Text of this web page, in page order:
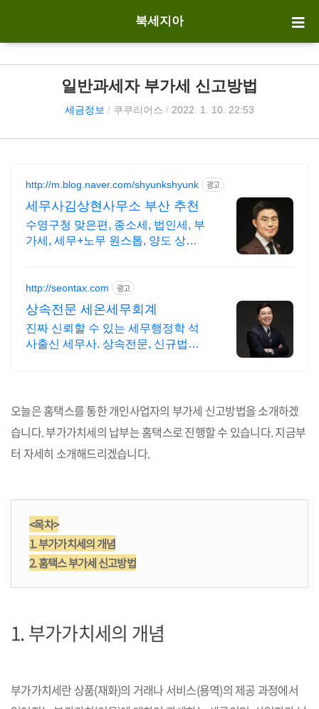
북세지아
일반과세자 부가세 신고방법
세금정보 / 쿠쿠리어스 / 2022. 1. 10. 22:53
http://m.blog.naver.com/shyunkshyunk 광고
세무사김상현사무소 부산 추천
수영구청 맞은편, 종소세, 법인세, 부
가세, 세무+노무 원스톱, 양도 상속
http://seontax.com 광고
상속전문 세온세무회계
진짜 신뢰할 수 있는 세무행정학 석
사출신 세무사. 상속전문, 신규법인
오늘은 홈택스를 통한 개인사업자의 부가세 신고방법을 소개하겠
습니다. 부가가치세의 납부는 홈택스로 진행할 수 있습니다. 지금부
터 자세히 소개해드리겠습니다.
<목차>
1. 부가가치세의 개념
2. 홈택스 부가세 신고방법
1. 부가가치세의 개념
부가가치세란 상품(재화)의 거래나 서비스(용역)의 제공 과정에서